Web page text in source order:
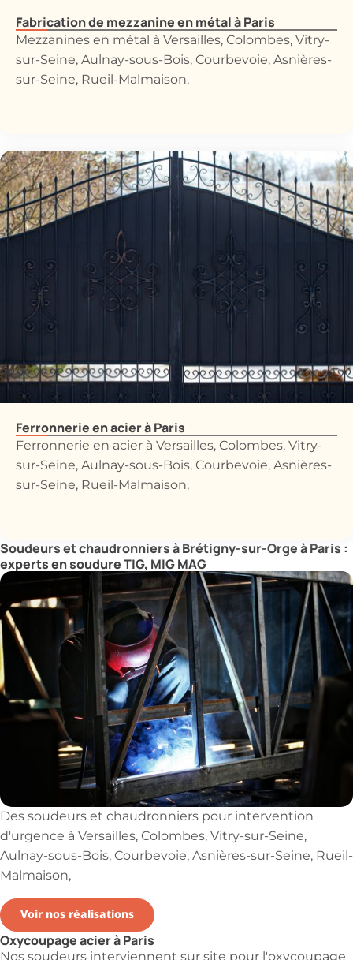
Fabrication de mezzanine en métal à Paris
Mezzanines en métal à Versailles, Colombes, Vitry-
sur-Seine, Aulnay-sous-Bois, Courbevoie, Asnières-
sur-Seine, Rueil-Malmaison,
Ferronnerie en acier à Paris
Ferronnerie en acier à Versailles, Colombes, Vitry-
sur-Seine, Aulnay-sous-Bois, Courbevoie, Asnières-
sur-Seine, Rueil-Malmaison,
Soudeurs et chaudronniers à Brétigny-sur-Orge à Paris :
experts en soudure TIG, MIG MAG
Des soudeurs et chaudronniers pour intervention
d'urgence à Versailles, Colombes, Vitry-sur-Seine,
Aulnay-sous-Bois, Courbevoie, Asnières-sur-Seine, Rueil-
Malmaison,
Voir nos réalisations
Oxycoupage acier à Paris